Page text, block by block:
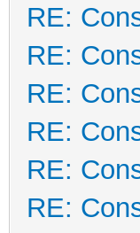
RE:
RE:
RE:
RE:
RE:
RE: